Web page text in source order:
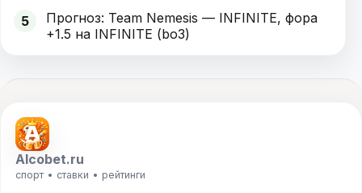
5
Прогноз: Team Nemesis — INFINITE, фора
+1.5 на INFINITE (bo3)
Alcobet.ru
спорт • ставки • рейтинги